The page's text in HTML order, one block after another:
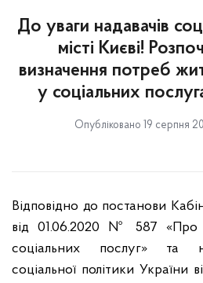
До уваги надавачів
місті Києві!
визначення потреб
у соціальних
Опубліковано 19 серпня
Відповідно до постанови
від 01.06.2020 № 587 «Про
соціальних послуг» та
соціальної політики